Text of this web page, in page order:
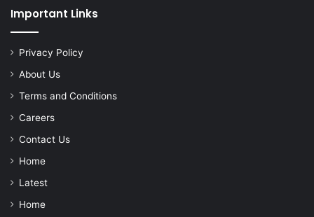
Important Links
Privacy Policy
About Us
Terms and Conditions
Careers
Contact Us
Home
Latest
Home